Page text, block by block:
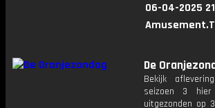
06-04-2025
De
Bekijk
seizoen 3
uitgezonden op